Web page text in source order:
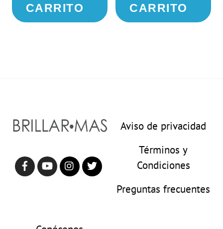
CARRITO
CARRITO
Aviso de privacidad
Términos y
Condiciones
Preguntas frecuentes